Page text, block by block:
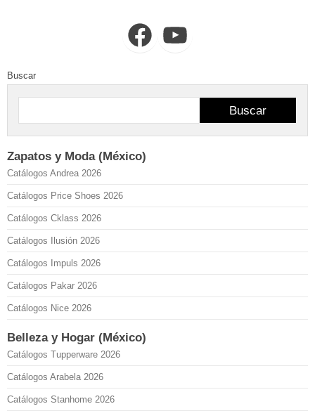
FacebookYouTube
Buscar
Buscar
Zapatos y Moda (México)
Catálogos Andrea 2026
Catálogos Price Shoes 2026
Catálogos Cklass 2026
Catálogos Ilusión 2026
Catálogos Impuls 2026
Catálogos Pakar 2026
Catálogos Nice 2026
Belleza y Hogar (México)
Catálogos Tupperware 2026
Catálogos Arabela 2026
Catálogos Stanhome 2026